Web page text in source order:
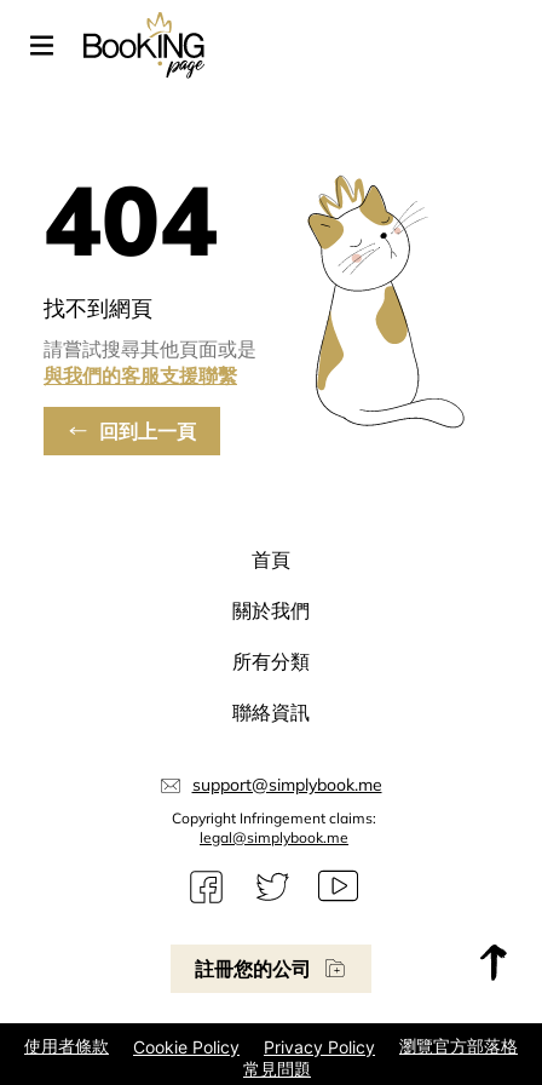
404
找不到網頁
請嘗試搜尋其他頁面或是
與我們的客服支援聯繫
回到上一頁
註冊您的公司
首頁
關於我們
所有分類
聯絡資訊
support@simplybook.me
Copyright Infringement claims:
legal@simplybook.me
使用者條款 Cookie Policy Privacy Policy
瀏覽官方部落格
常見問題